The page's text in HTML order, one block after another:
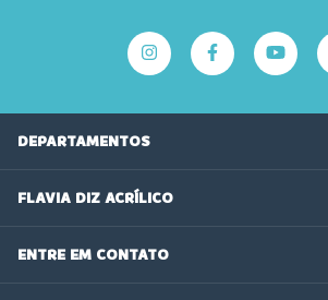
DEPARTAMENTOS
FLAVIA DIZ ACRÍLICO
ENTRE EM CONTATO